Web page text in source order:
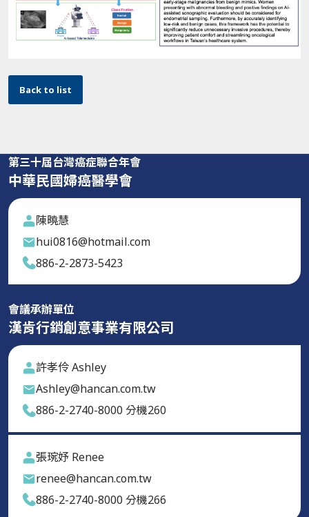
Back to list
第三十屆台灣癌症聯合年會
中華民國婦癌醫學會
陳曉慧
hui0816@hotmail.com
886-2-2873-5423
會議承辦單位
漢肯行銷創意事業有限公司
許孝伶 Ashley
Ashley@hancan.com.tw
886-2-2740-8000 分機260
張琬妤 Renee
renee@hancan.com.tw
886-2-2740-8000 分機266